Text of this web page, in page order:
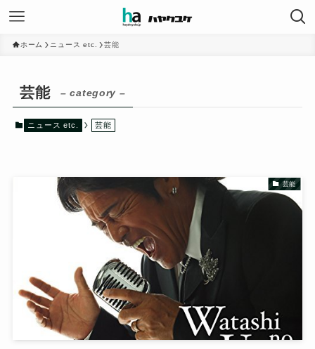
ホーム ニュース etc. 芸能
芸能 – category –
ニュース etc. 芸能
芸能